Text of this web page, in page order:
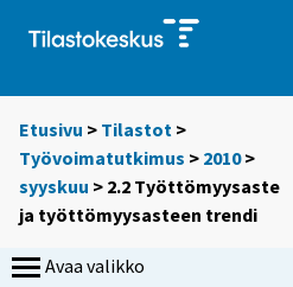
Etusivu > Tilastot >
Työvoimatutkimus > 2010>
syyskuu > 2.2 Työttömyysaste
ja työttömyysasteen trendi
Avaa valikko